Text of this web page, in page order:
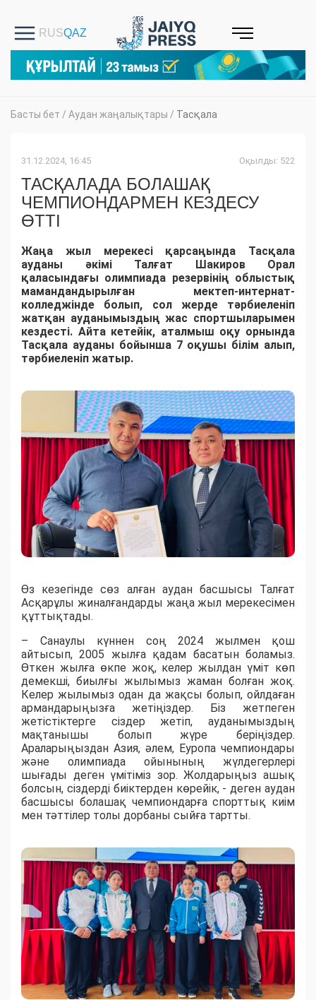
Басты бет / Аудан жаңалықтары / Тасқала
31.12.2024, 16:45 Оқылды: 522
ТАСҚАЛАДА БОЛАШАҚ
ЧЕМПИОНДАРМЕН КЕЗДЕСУ
ӨТТІ
Жаңа жыл мерекесі қарсаңында Тасқала
ауданы әкімі Талғат Шакиров Орал
қаласындағы олимпиада резервінің облыстық
мамандандырылған мектеп-интернат-
колледжінде болып, сол жерде тәрбиеленіп
жатқан ауданымыздың жас спортшыларымен
кездесті. Айта кетейік, аталмыш оқу орнында
Тасқала ауданы бойынша 7 оқушы білім алып,
тәрбиеленіп жатыр.
Өз кезегінде сөз алған аудан басшысы Талғат
Асқарұлы жиналғандарды жаңа жыл мерекесімен
құттықтады.
– Санаулы күннен соң 2024 жылмен қош
айтысып, 2005 жылға қадам басатын боламыз.
Өткен жылға өкпе жоқ, келер жылдан үміт көп
демекші, биылғы жылымыз жаман болған жоқ.
Келер жылымыз одан да жақсы болып, ойлдаған
армандарыңызға жетіңіздер. Біз жетпеген
жетістіктерге сіздер жетіп, ауданымыздың
мақтанышы болып жүре беріңіздер.
Араларыңыздан Азия, әлем, Еуропа чемпиондары
және олимпиада ойынының жүлдегерлері
шығады деген үмітіміз зор. Жолдарыңыз ашық
болсын, сіздерді биіктерден көрейік, - деген аудан
басшысы болашақ чемпиондарға спорттық киім
мен тәттілер толы дорбаны сыйға тартты.